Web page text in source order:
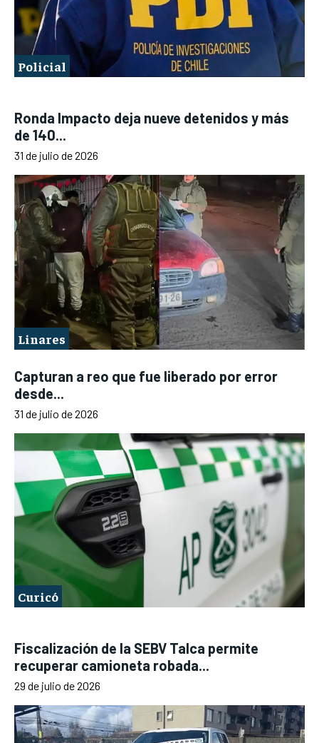
Policial
Ronda Impacto deja nueve detenidos y más
de 140...
31 de julio de 2026
Linares
Capturan a reo que fue liberado por error
desde...
31 de julio de 2026
Curicó
Fiscalización de la SEBV Talca permite
recuperar camioneta robada...
29 de julio de 2026